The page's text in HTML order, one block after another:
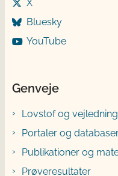
X
Bluesky
YouTube
Genveje
Lovstof og
Portaler og
Publikationer og
Prøveresultater